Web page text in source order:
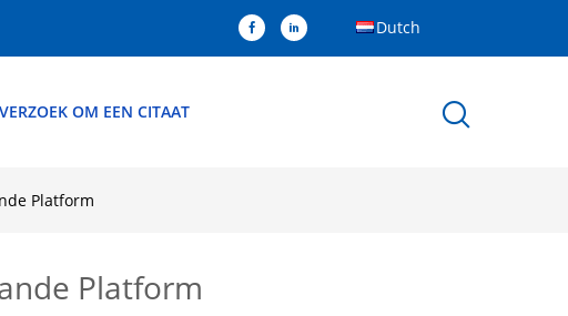
Dutch
VERZOEK OM EEN CITAAT
Platform
Platform